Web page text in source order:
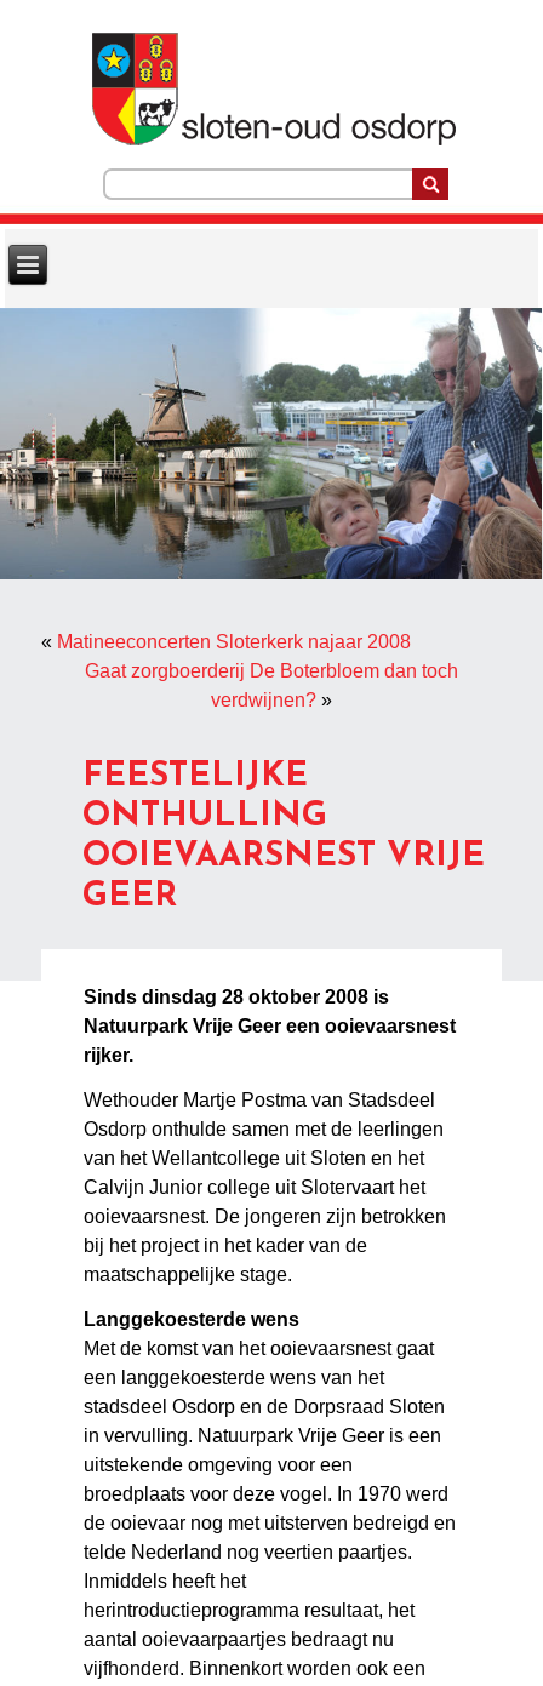
« Matineeconcerten Sloterkerk najaar 2008
Gaat zorgboerderij De Boterbloem dan toch
verdwijnen? »
FEESTELIJKE
ONTHULLING
OOIEVAARSNEST VRIJE
GEER
Sinds dinsdag 28 oktober 2008 is
Natuurpark Vrije Geer een ooievaarsnest
rijker.
Wethouder Martje Postma van Stadsdeel
Osdorp onthulde samen met de leerlingen
van het Wellantcollege uit Sloten en het
Calvijn Junior college uit Slotervaart het
ooievaarsnest. De jongeren zijn betrokken
bij het project in het kader van de
maatschappelijke stage.
Langgekoesterde wens
Met de komst van het ooievaarsnest gaat
een langgekoesterde wens van het
stadsdeel Osdorp en de Dorpsraad Sloten
in vervulling. Natuurpark Vrije Geer is een
uitstekende omgeving voor een
broedplaats voor deze vogel. In 1970 werd
de ooievaar nog met uitsterven bedreigd en
telde Nederland nog veertien paartjes.
Inmiddels heeft het
herintroductieprogramma resultaat, het
aantal ooievaarpaartjes bedraagt nu
vijfhonderd. Binnenkort worden ook een